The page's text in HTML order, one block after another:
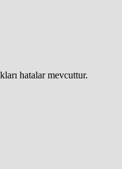
hatalar mevcuttur.